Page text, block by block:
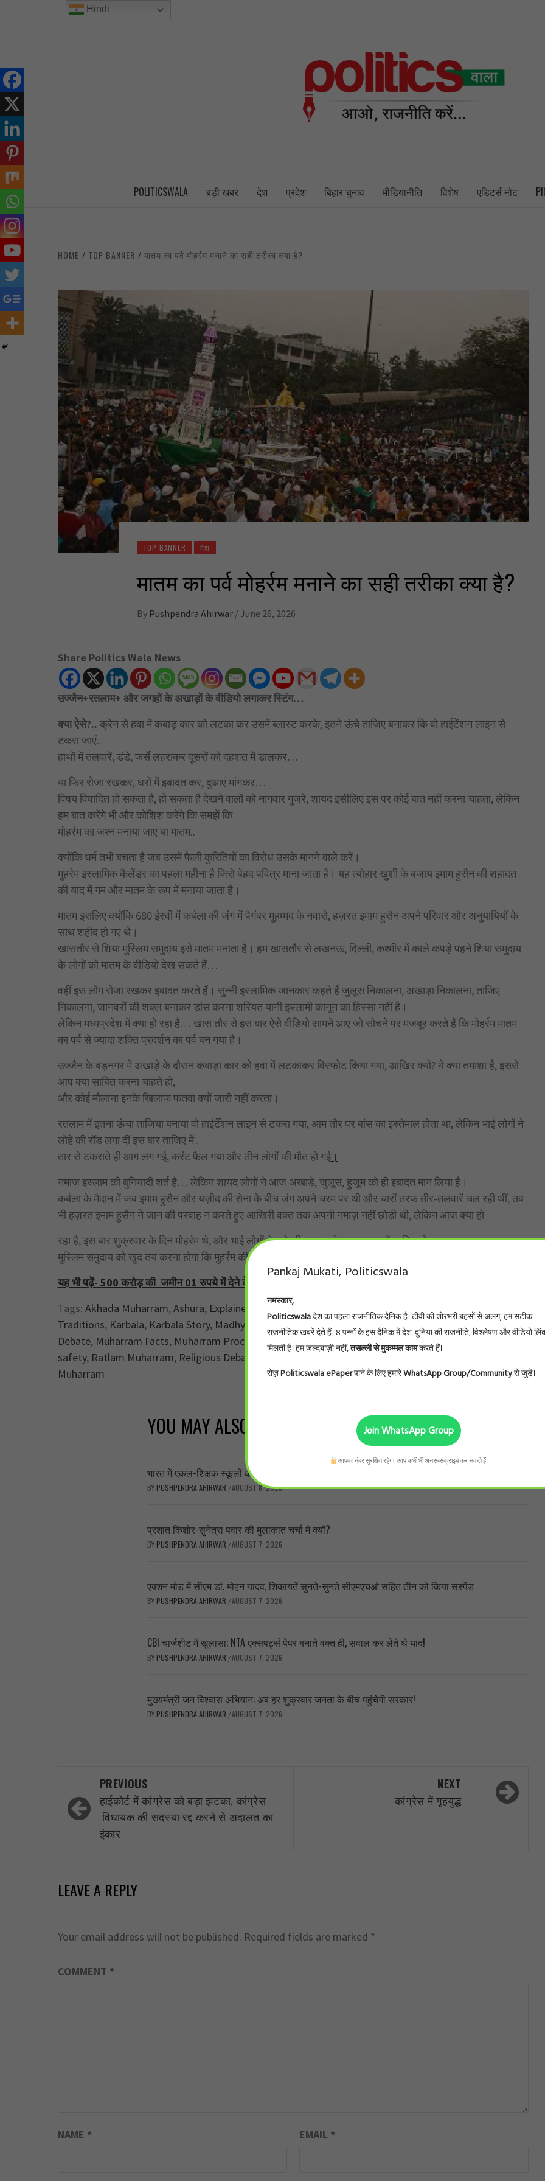
POLITICSWALA बड़ी खबर देश प्रदेश बिहार चुनाव मीडियानीति विशेष एडिटर्स नोट
HOME TOP BANNER मातम का पर्व मोहर्रम मनाने का सही तरीका क्या है?
TOP BANNER देश
मातम का पर्व मोहर्रम मनाने का सही तरीका क्या है?
By Pushpendra Ahirwar / June 26, 2026
Share Politics Wala News
उज्जैन+रतलाम+ और जगहों के अखाड़ों के वीडियो लगाकर स्टिंग…
क्या ऐसे?.. क्रेन से हवा में कबाड़ कार को लटका कर उसमें ब्लास्ट करके, इतने ऊंचे ताजिए बनाकर कि वो हाईटेंशन लाइन से
टकरा जाएं..
हाथों में तलवारें, डंडे, फर्से लहराकर दूसरों को दहशत में डालकर…
या फिर रोजा रखकर, घरों में इबादत कर, दुआएं मांगकर…
विषय विवादित हो सकता है, हो सकता है देखने वालों को नागवार गुजरे, शायद इसीलिए इस पर कोई बात नहीं करना चाहता, लेकिन
हम बात करेंगे भी और कोशिश करेंगे कि समझें कि
मोहर्रम का जश्न मनाया जाए या मातम..
क्योंकि धर्म तभी बचता है जब उसमें फैली कुरितियों का विरोध उसके मानने वाले करें।
मुहर्रम इस्लामिक कैलेंडर का पहला महीना है जिसे बेहद पवित्र माना जाता है। यह त्योहार खुशी के बजाय इमाम हुसैन की शहादत
की याद में गम और मातम के रूप में मनाया जाता है।
मातम इसलिए क्योंकि 680 ईस्वी में कर्बला की जंग में पैगंबर मुहम्मद के नवासे, हज़रत इमाम हुसैन अपने परिवार और अनुयायियों के
साथ शहीद हो गए थे।
खासतौर से शिया मुस्लिम समुदाय इसे मातम मनाता है। हम खासतौर से लखनऊ, दिल्ली, कश्मीर में काले कपड़े पहने शिया समुदाय
के लोगों को मातम के वीडियो देख सकते हैं…
वहीं इस लोग रोजा रखकर इबादत करते हैं। सुन्नी इस्लामिक जानकार कहते हैं जुलूस निकालना, अखाड़ा निकालना, ताजिए
निकालना, जानवरों की शक्ल बनाकर डांस करना शरियत यानी इस्लामी कानून का हिस्सा नहीं है।
लेकिन मध्यप्रदेश में क्या हो रहा है… खास तौर से इस बार ऐसे वीडियो सामने आए जो सोचने पर मजबूर करते हैं कि मोहर्रम मातम
का पर्व से ज्यादा शक्ति प्रदर्शन का पर्व बन गया है।
उज्जैन के बड़नगर में अखाड़े के दौरान कबाड़ा कार को हवा में लटकाकर विस्फोट किया गया, आखिर क्यों? ये क्या तमाशा है, इससे
आप क्या साबित करना चाहते हो,
और कोई मौलाना इनके खिलाफ फतवा क्यों जारी नहीं करता।
रतलाम में इतना ऊंचा ताजिया बनाया वो हाईटेँशन लाइन से टकरा गया, आम तौर पर बांस का इस्तेमाल होता था, लेकिन भाई लोगों ने
लोहे की रॉड लगा दीं इस बार ताजिए में..
तार से टकराते ही आग लग गई, करंट फैल गया और तीन लोगों की मौत हो गई।
नमाज इस्लाम की बुनियादी शर्त है… लेकिन शायद लोगों ने आज अखाड़े, जुलूस, हुजूम को ही इबादत मान लिया है।
कर्बला के मैदान में जब इमाम हुसैन और यज़ीद की सेना के बीच जंग अपने चरम पर थी और चारों तरफ तीर-तलवारें चल रही थीं, तब
भी हज़रत इमाम हुसैन ने जान की परवाह न करते हुए आखिरी वक्त तक अपनी नमाज़ नहीं छोड़ी थी, लेकिन आज क्या हो
रहा है, इस बार शुक्रवार के दिन मोहर्रम थे, और भाई लोगों ने जुमे की नमाज छोड़कर जुलूस में शामिल थे…
मुस्लिम समुदाय को खुद तय करना होगा कि मुहर्रम की 10 तारीख मातम का दिन है, वो खुद तय करें कि इस दिन को कैसे मनाए,
यह भी पढ़ें- 500 करोड़ की जमीन 01 रुपये में देने के पीछे का सच
Tags: Akhada Muharram,Ashura, Explainer Ground Report Imam Hussain investigation
Islamic
Traditions, Karbala, Karbala Story, Madhya Pradesh News,Muharram Muharram 2026
Muharram
Debate, Muharram Facts, Muharram Procession Muharram Procession India Muharram Rituals
safety, Ratlam Muharram, Religious Debate Sunni Islam
Muharram
YOU MAY ALSO LIKE
भारत में एकल-शिक्षक स्कूलों की संख्या 3,282 घटी, लेकिन 5 राज्यों में हजारों बढ़े
BY PUSHPENDRA AHIRWAR /AUGUST 8, 2026
प्रशांत किशोर-सुनेत्रा पवार की मुलाकात चर्चा में क्यों?
BY PUSHPENDRA AHIRWAR /AUGUST 7, 2026
एक्शन मोड में सीएम डॉ. मोहन यादव, शिकायतें सुनते-सुनते सीएमएचओ सहित तीन को किया सस्पेंड
BY PUSHPENDRA AHIRWAR /AUGUST 7, 2026
CBI चार्जशीट में खुलासा; NTA एक्सपर्ट्स पेपर बनाते वक्त ही, सवाल कर लेते थे याद!
BY PUSHPENDRA AHIRWAR /AUGUST 7, 2026
मुख्यमंत्री जन विश्वास अभियान: अब हर शुक्रवार जनता के बीच पहुंचेगी सरकार!
BY PUSHPENDRA AHIRWAR /AUGUST 7, 2026
navigation
PREVIOUS
हाईकोर्ट में कांग्रेस को बड़ा झटका, कांग्रेस
विधायक की सदस्या रद्द करने से अदालत का
इंकार
NEXT
कांग्रेस में गृहयुद्ध
LEAVE A REPLY
Your email address will not be published. Required fields are marked *
COMMENT *
NAME * EMAIL *
Hindi
Pankaj Mukati, Politicswala
नमस्कार,
Politicswalaदेश का पहला राजनीतिक दैनिक है। टीवी की शोरभरी बहसों से अलग, हम सटीक
राजनीतिक खबरें देते हैं। 8 पन्नों के इस दैनिक में देश-दुनिया की राजनीति, विश्लेषण और वीडियो
मिलती है। हम जल्दबाज़ी नहीं,तसल्ली से मुकम्मल कामकरते हैं।
रोज़Politicswala ePaperपाने के लिए हमारेWhatsApp Group/Communityसे जुड़ें।
Join WhatsApp Group
आपका नंबर सुरक्षित रहेगा। आप कभी भी अनसब्सक्राइब कर सकते हैं।